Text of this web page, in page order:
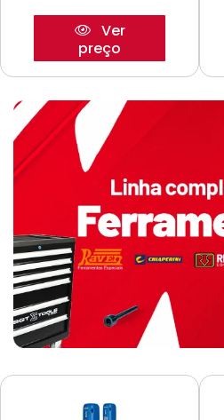
Ver
preço